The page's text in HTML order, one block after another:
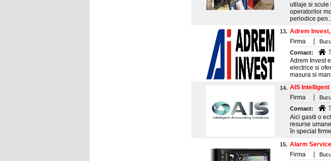
utilaje si scule
operatorilor
periodice
13. Adrem
Firma
Contact:
Adrem Invest
electrice si
masura si
14. AIS
Firma
Contact:
Aici gasiti o
resurse
în special
15. Alarm
Firma